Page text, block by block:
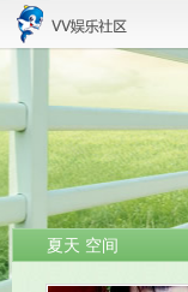
夏天 空间